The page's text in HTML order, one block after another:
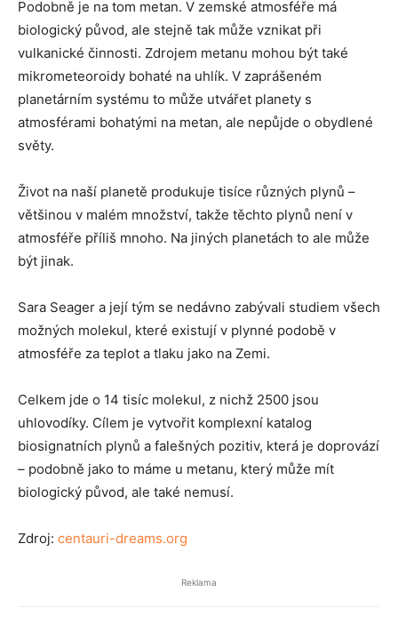
Podobně je na tom metan. V zemské atmosféře má
biologický původ, ale stejně tak může vznikat při
vulkanické činnosti. Zdrojem metanu mohou být také
mikrometeoroidy bohaté na uhlík. V zaprášeném
planetárním systému to může utvářet planety s
atmosférami bohatými na metan, ale nepůjde o obydlené
světy.
Život na naší planetě produkuje tisíce různých plynů –
většinou v malém množství, takže těchto plynů není v
atmosféře příliš mnoho. Na jiných planetách to ale může
být jinak.
Sara Seager a její tým se nedávno zabývali studiem všech
možných molekul, které existují v plynné podobě v
atmosféře za teplot a tlaku jako na Zemi.
Celkem jde o 14 tisíc molekul, z nichž 2500 jsou
uhlovodíky. Cílem je vytvořit komplexní katalog
biosignatních plynů a falešných pozitiv, která je doprovází
– podobně jako to máme u metanu, který může mít
biologický původ, ale také nemusí.
Zdroj: centauri-dreams.org
Reklama